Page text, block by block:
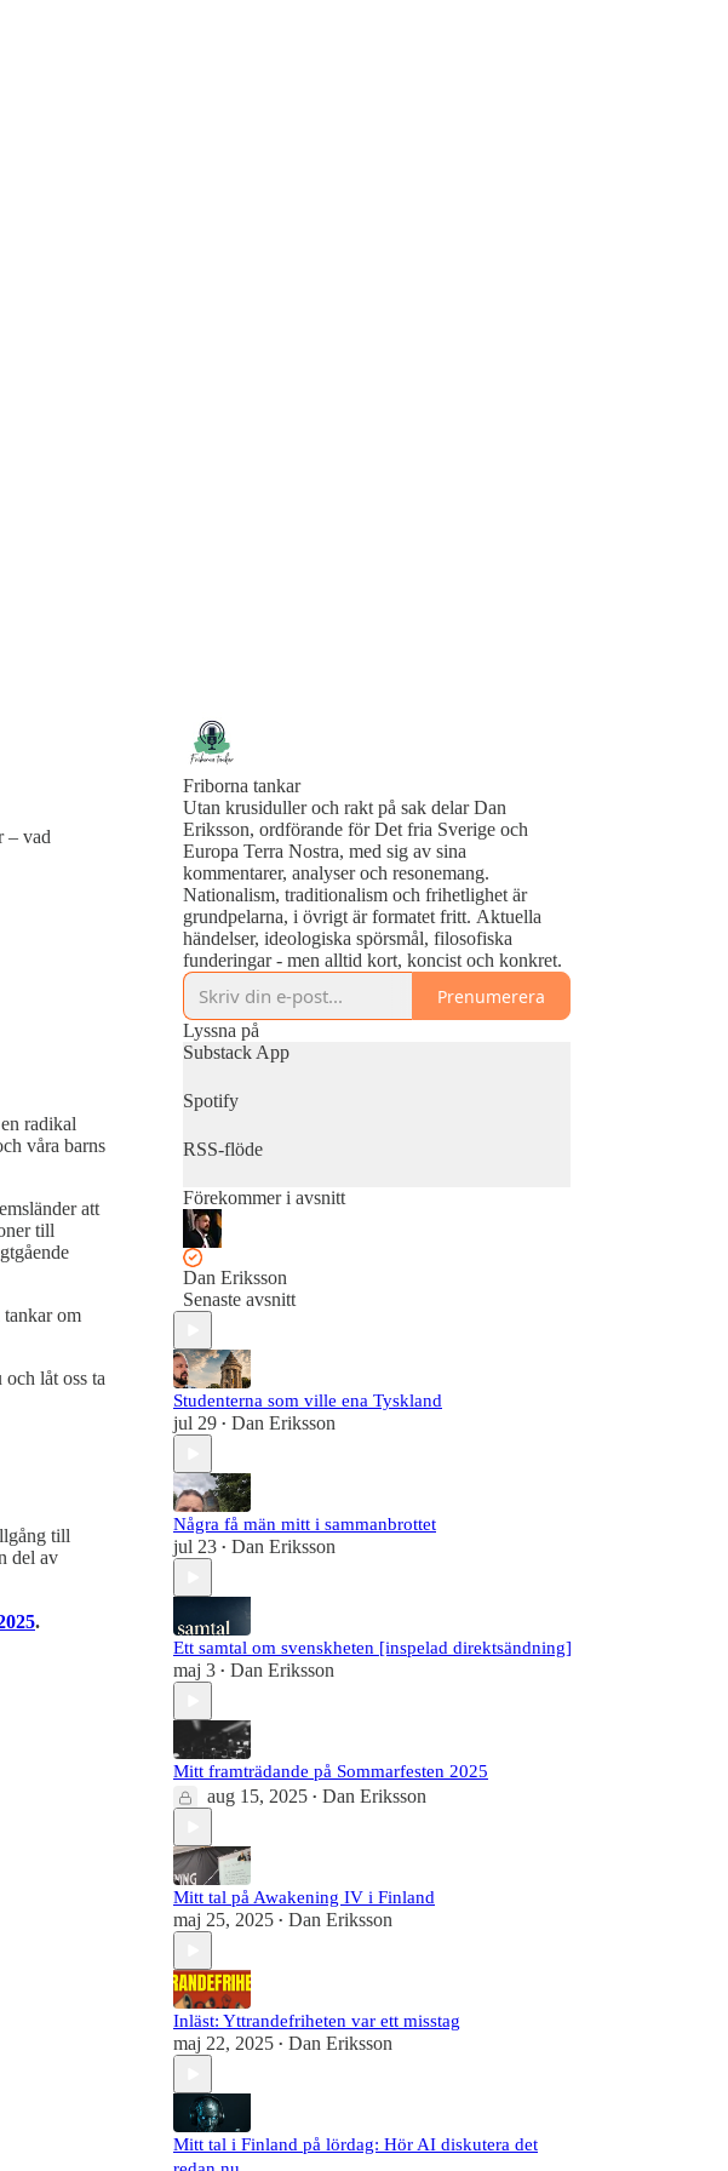
– vad
radikal
våra barns
att
till
om
låt oss ta
till
del av
.
Friborna tankar
Utan krusiduller och rakt på sak delar Dan
Eriksson, ordförande för Det fria Sverige och
Europa Terra Nostra, med sig av sina
kommentarer, analyser och resonemang.
Nationalism, traditionalism och frihetlighet är
grundpelarna, i övrigt är formatet fritt. Aktuella
händelser, ideologiska spörsmål, filosofiska
funderingar - men alltid kort, koncist och konkret.
Prenumerera
Lyssna på
Substack App
Spotify
RSS-flöde
Förekommer i avsnitt
Dan Eriksson
Senaste avsnitt
Studenterna som ville ena Tyskland
jul 29 • Dan Eriksson
Några få män mitt i sammanbrottet
jul 23 • Dan Eriksson
Ett samtal om svenskheten [inspelad direktsändning]
maj 3 • Dan Eriksson
Mitt framträdande på Sommarfesten 2025
aug 15, 2025 • Dan Eriksson
Mitt tal på Awakening IV i Finland
maj 25, 2025 • Dan Eriksson
Inläst: Yttrandefriheten var ett misstag
maj 22, 2025 • Dan Eriksson
Mitt tal i Finland på lördag: Hör AI diskutera det